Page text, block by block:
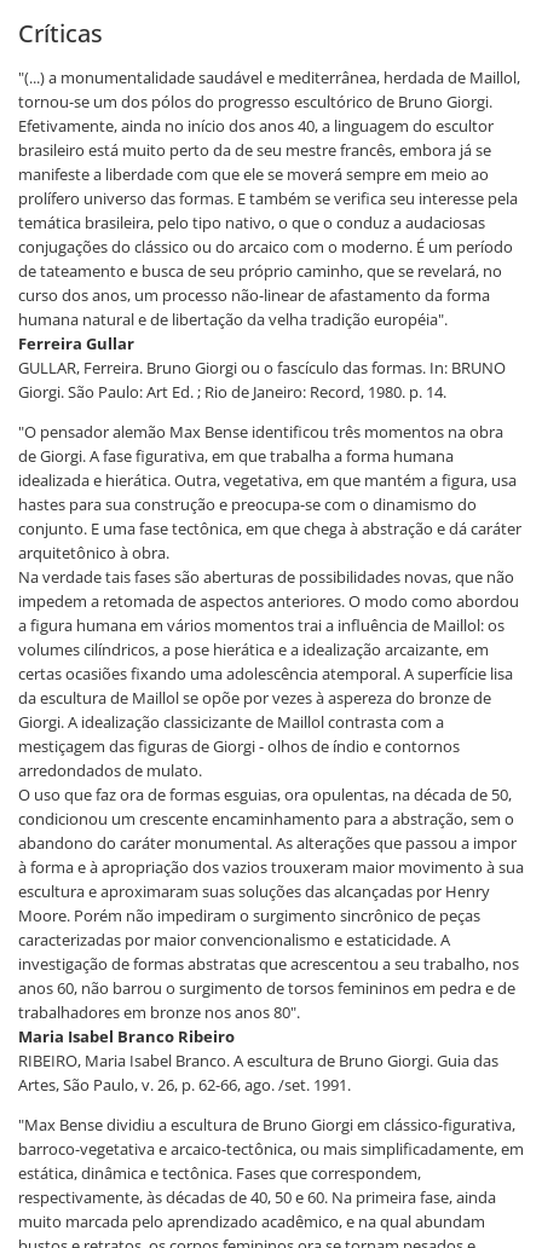
Críticas
"(...) a monumentalidade saudável e mediterrânea, herdada de Maillol,
tornou-se um dos pólos do progresso escultórico de Bruno Giorgi.
Efetivamente, ainda no início dos anos 40, a linguagem do escultor
brasileiro está muito perto da de seu mestre francês, embora já se
manifeste a liberdade com que ele se moverá sempre em meio ao
prolífero universo das formas. E também se verifica seu interesse pela
temática brasileira, pelo tipo nativo, o que o conduz a audaciosas
conjugações do clássico ou do arcaico com o moderno. É um período
de tateamento e busca de seu próprio caminho, que se revelará, no
curso dos anos, um processo não-linear de afastamento da forma
humana natural e de libertação da velha tradição européia".
Ferreira Gullar
GULLAR, Ferreira. Bruno Giorgi ou o fascículo das formas. In: BRUNO
Giorgi. São Paulo: Art Ed. ; Rio de Janeiro: Record, 1980. p. 14.
"O pensador alemão Max Bense identificou três momentos na obra
de Giorgi. A fase figurativa, em que trabalha a forma humana
idealizada e hierática. Outra, vegetativa, em que mantém a figura, usa
hastes para sua construção e preocupa-se com o dinamismo do
conjunto. E uma fase tectônica, em que chega à abstração e dá caráter
arquitetônico à obra.
Na verdade tais fases são aberturas de possibilidades novas, que não
impedem a retomada de aspectos anteriores. O modo como abordou
a figura humana em vários momentos trai a influência de Maillol: os
volumes cilíndricos, a pose hierática e a idealização arcaizante, em
certas ocasiões fixando uma adolescência atemporal. A superfície lisa
da escultura de Maillol se opõe por vezes à aspereza do bronze de
Giorgi. A idealização classicizante de Maillol contrasta com a
mestiçagem das figuras de Giorgi - olhos de índio e contornos
arredondados de mulato.
O uso que faz ora de formas esguias, ora opulentas, na década de 50,
condicionou um crescente encaminhamento para a abstração, sem o
abandono do caráter monumental. As alterações que passou a impor
à forma e à apropriação dos vazios trouxeram maior movimento à sua
escultura e aproximaram suas soluções das alcançadas por Henry
Moore. Porém não impediram o surgimento sincrônico de peças
caracterizadas por maior convencionalismo e estaticidade. A
investigação de formas abstratas que acrescentou a seu trabalho, nos
anos 60, não barrou o surgimento de torsos femininos em pedra e de
trabalhadores em bronze nos anos 80".
Maria Isabel Branco Ribeiro
RIBEIRO, Maria Isabel Branco. A escultura de Bruno Giorgi. Guia das
Artes, São Paulo, v. 26, p. 62-66, ago. /set. 1991.
"Max Bense dividiu a escultura de Bruno Giorgi em clássico-figurativa,
barroco-vegetativa e arcaico-tectônica, ou mais simplificadamente, em
estática, dinâmica e tectônica. Fases que correspondem,
respectivamente, às décadas de 40, 50 e 60. Na primeira fase, ainda
muito marcada pelo aprendizado acadêmico, e na qual abundam